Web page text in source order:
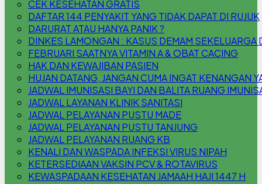
CEK KESEHATAN GRATIS
DAFTAR 144 PENYAKIT YANG TIDAK DAPAT DI RUJUK
DARURAT ATAU HANYA PANIK ?
DINKES LAMONGAN : KASUS DEMAM SEKELUARGA
FEBRUARI SAATNYA VITAMIN A & OBAT CACING
HAK DAN KEWAJIBAN PASIEN
HUJAN DATANG, JANGAN CUMA INGAT KENANGAN
JADWAL IMUNISASI BAYI DAN BALITA RUANG
JADWAL LAYANAN KLINIK SANITASI
JADWAL PELAYANAN PUSTU MADE
JADWAL PELAYANAN PUSTU TANJUNG
JADWAL PELAYANAN RUANG KB
KENALI DAN WASPADA INFEKSI VIRUS NIPAH
KETERSEDIAAN VAKSIN PCV & ROTAVIRUS
KEWASPADAAN KESEHATAN JAMAAH HAJI 1447 H